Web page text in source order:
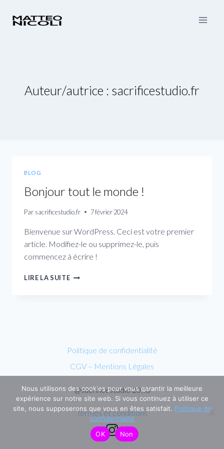
Auteur/autrice : sacrificestudio.fr
BLOG
Bonjour tout le monde !
Par sacrificestudio.fr 7 février 2024
Bienvenue sur WordPress. Ceci est votre premier
article. Modifiez-le ou supprimez-le, puis
commencez à écrire !
LIRE LA SUITEBONJOUR
Politique de confidentialité
CGV – Mentions Légales
@sacrificestudio 2026
Termes et conditions
Nous utilisons des cookies pour vous garantir la meilleure
expérience sur notre site web. Si vous continuez à utiliser ce
site, nous supposerons que vous en êtes satisfait. Politique de
confidentialité
OK
Non